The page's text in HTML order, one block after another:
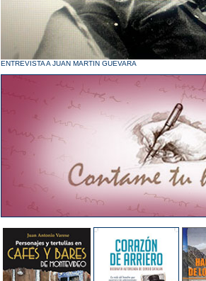
ENTREVISTA A JUAN MARTIN GUEVARA